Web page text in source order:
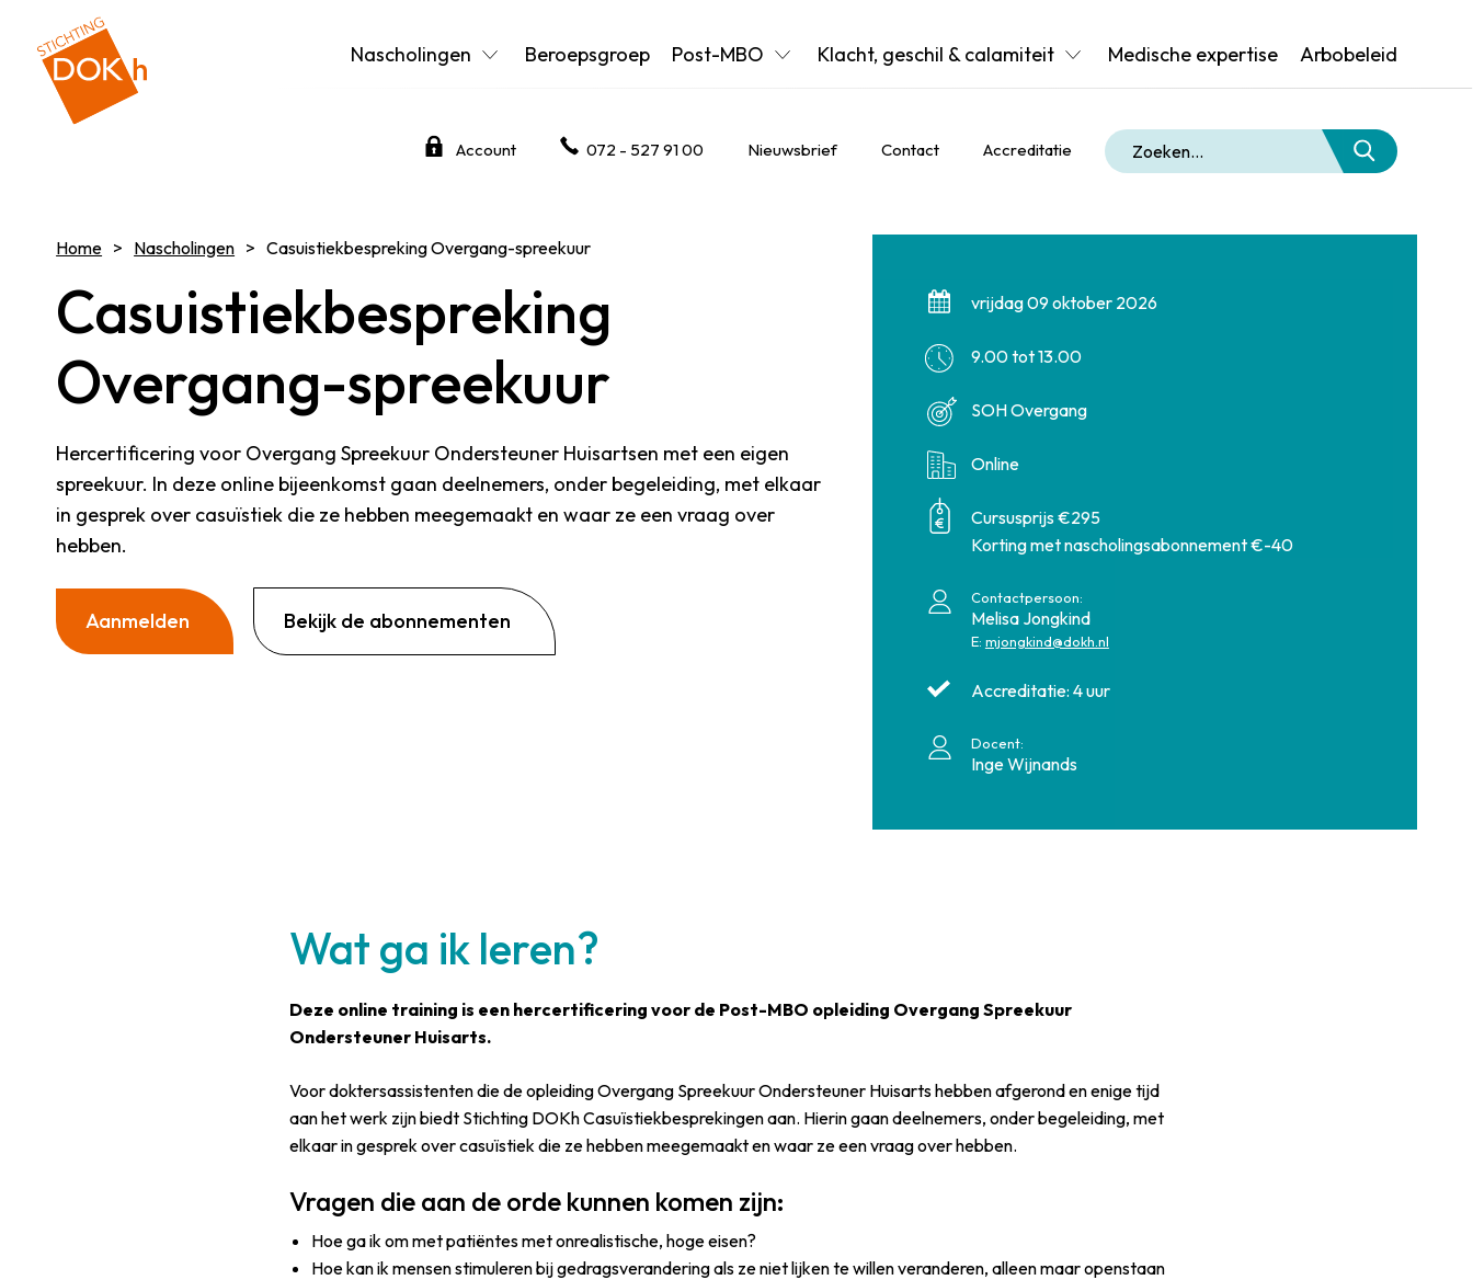
Account 072 - 527 91 00 Nieuwsbrief Contact Accreditatie
Nascholingen Beroepsgroep Post-MBO Klacht, geschil & calamiteit Medische expertise Arbobeleid
Home Nascholingen Casuistiekbespreking Overgang-spreekuur
Casuistiekbespreking
Overgang-spreekuur
Hercertificering voor Overgang Spreekuur Ondersteuner Huisartsen met een eigen
spreekuur. In deze online bijeenkomst gaan deelnemers, onder begeleiding, met elkaar
in gesprek over casuïstiek die ze hebben meegemaakt en waar ze een vraag over
hebben.
Aanmelden Bekijk de abonnementen
vrijdag 09 oktober 2026
9.00 tot 13.00
SOH Overgang
Online
Cursusprijs €295
Korting met nascholingsabonnement €-40
Contactpersoon:
Melisa Jongkind
E: mjongkind@dokh.nl
Accreditatie: 4 uur
Docent:
Inge Wijnands
Wat ga ik leren?
Deze online training is een hercertificering voor de Post-MBO opleiding Overgang Spreekuur
Ondersteuner Huisarts.
Voor doktersassistenten die de opleiding Overgang Spreekuur Ondersteuner Huisarts hebben afgerond en enige tijd
aan het werk zijn biedt Stichting DOKh Casuïstiekbesprekingen aan. Hierin gaan deelnemers, onder begeleiding, met
elkaar in gesprek over casuïstiek die ze hebben meegemaakt en waar ze een vraag over hebben.
Vragen die aan de orde kunnen komen zijn:
Hoe ga ik om met patiëntes met onrealistische, hoge eisen?
Hoe kan ik mensen stimuleren bij gedragsverandering als ze niet lijken te willen veranderen, alleen maar openstaan